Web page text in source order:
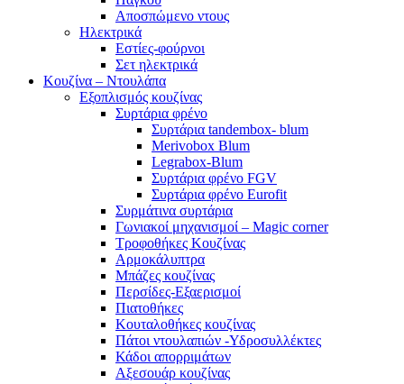
Αποσπώμενο ντους
Ηλεκτρικά
Εστίες-φούρνοι
Σετ ηλεκτρικά
Κουζίνα – Ντουλάπα
Εξοπλισμός κουζίνας
Συρτάρια φρένο
Συρτάρια tandembox- blum
Merivobox Blum
Legrabox-Blum
Συρτάρια φρένο FGV
Συρτάρια φρένο Eurofit
Συρμάτινα συρτάρια
Γωνιακοί μηχανισμοί – Magic corner
Τροφοθήκες Κουζίνας
Αρμοκάλυπτρα
Μπάζες κουζίνας
Περσίδες-Εξαερισμοί
Πιατοθήκες
Κουταλοθήκες κουζίνας
Πάτοι ντουλαπιών -Υδροσυλλέκτες
Κάδοι απορριμάτων
Αξεσουάρ κουζίνας